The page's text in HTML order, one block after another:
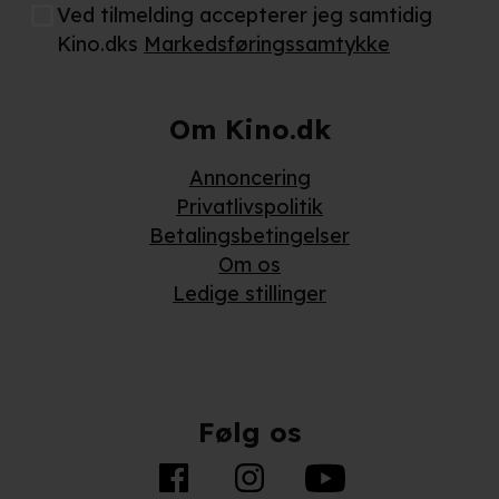
Ved tilmelding accepterer jeg samtidig
Kino.dks Markedsføringssamtykke
Om Kino.dk
Annoncering
Privatlivspolitik
Betalingsbetingelser
Om os
Ledige stillinger
Følg os